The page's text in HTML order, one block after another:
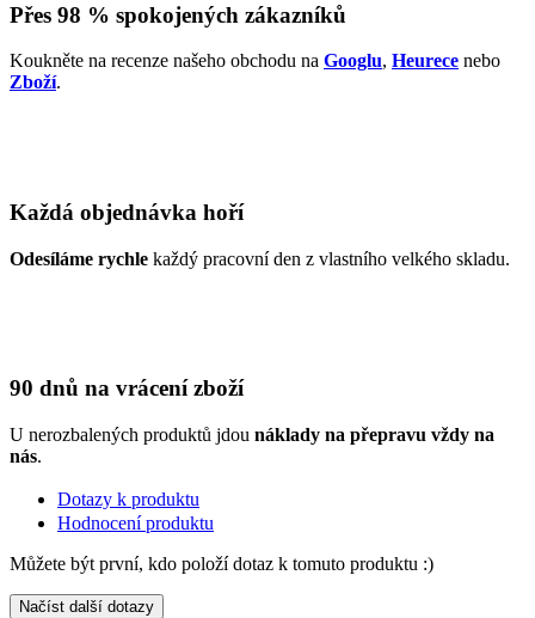
Přes 98 % spokojených zákazníků
Koukněte na recenze našeho obchodu na Googlu, Heurece nebo
Zboží.
Každá objednávka hoří
Odesíláme rychle každý pracovní den z vlastního velkého skladu.
90 dnů na vrácení zboží
U nerozbalených produktů jdou náklady na přepravu vždy na
nás.
Dotazy k produktu
Hodnocení produktu
Můžete být první, kdo položí dotaz k tomuto produktu :)
Načíst další dotazy